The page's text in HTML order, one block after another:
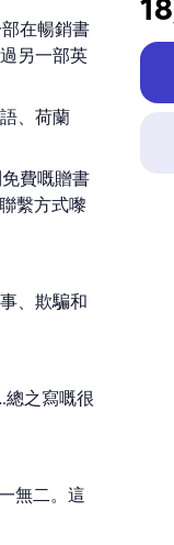
在暢銷書
另一部英
、荷蘭
費嘅贈書
繫方式嚟
、欺騙和
之寫嘅很
無二。這